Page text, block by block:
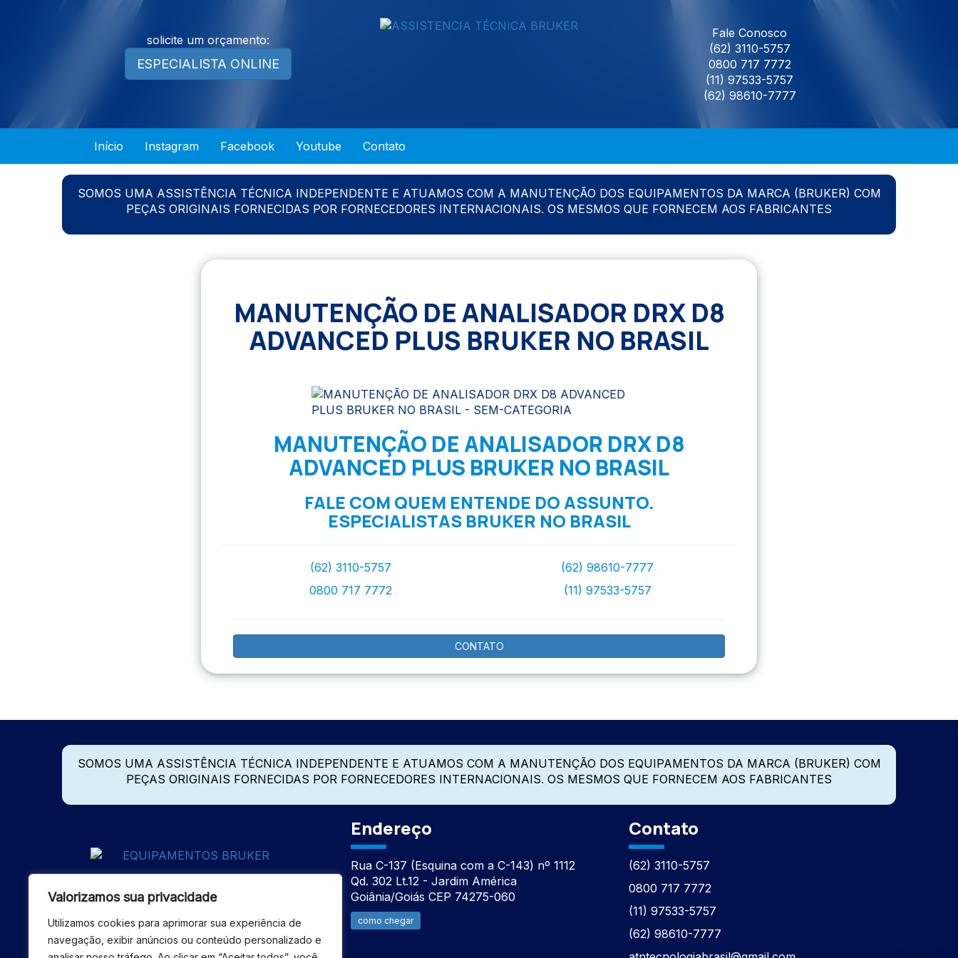
Valorizamos sua privacidade
Utilizamos cookies para aprimorar sua experiência de
navegação, exibir anúncios ou conteúdo personalizado e
solicite um orçamento:
ESPECIALISTA ONLINE
Fale Conosco
(62) 3110-5757
0800 717 7772
(11) 97533-5757
(62) 98610-7777
Início Instagram Facebook Youtube Contato
SOMOS UMA ASSISTÊNCIA TÉCNICA INDEPENDENTE E ATUAMOS COM A MANUTENÇÃO DOS EQUIPAMENTOS DA MARCA (BRUKER) COM
PEÇAS ORIGINAIS FORNECIDAS POR FORNECEDORES INTERNACIONAIS. OS MESMOS QUE FORNECEM AOS FABRICANTES
MANUTENÇÃO DE ANALISADOR DRX D8
ADVANCED PLUS BRUKER NO BRASIL
MANUTENÇÃO DE ANALISADOR DRX D8
ADVANCED PLUS BRUKER NO BRASIL
FALE COM QUEM ENTENDE DO ASSUNTO.
ESPECIALISTAS BRUKER NO BRASIL
(62) 3110-5757
0800 717 7772
(62) 98610-7777
(11) 97533-5757
CONTATO
SOMOS UMA ASSISTÊNCIA TÉCNICA INDEPENDENTE E ATUAMOS COM A MANUTENÇÃO DOS EQUIPAMENTOS DA MARCA (BRUKER) COM
PEÇAS ORIGINAIS FORNECIDAS POR FORNECEDORES INTERNACIONAIS. OS MESMOS QUE FORNECEM AOS FABRICANTES
Endereço
Rua C-137 (Esquina com a C-143) nº 1112
Qd. 302 Lt.12 - Jardim América
Goiânia/Goiás CEP 74275-060
como chegar
Contato
(62) 3110-5757
0800 717 7772
(11) 97533-5757
(62) 98610-7777